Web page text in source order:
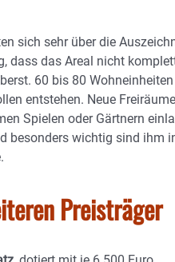
sich sehr über die
dass das Areal nicht
60 bis 80
entstehen. Neue
Spielen oder Gärtnern
besonders wichtig sind ihm
Preisträger